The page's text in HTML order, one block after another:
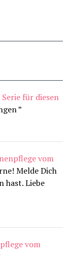
für diesen
”
vom
Melde Dich
hast. Liebe
vom